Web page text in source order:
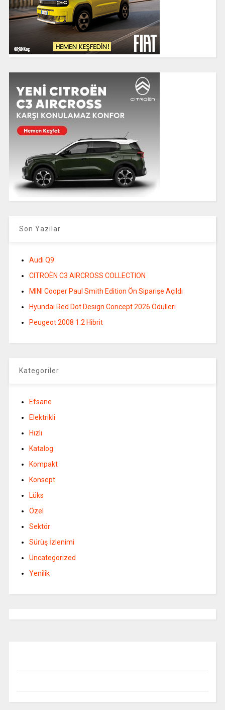
Son Yazılar
Audi Q9
CITROËN C3 AIRCROSS COLLECTION
MINI Cooper Paul Smith Edition Ön Siparişe Açıldı
Hyundai Red Dot Design Concept 2026 Ödülleri
Peugeot 2008 1.2 Hibrit
Kategoriler
Efsane
Elektrikli
Hızlı
Katalog
Kompakt
Konsept
Lüks
Özel
Sektör
Sürüş İzlenimi
Uncategorized
Yenilik